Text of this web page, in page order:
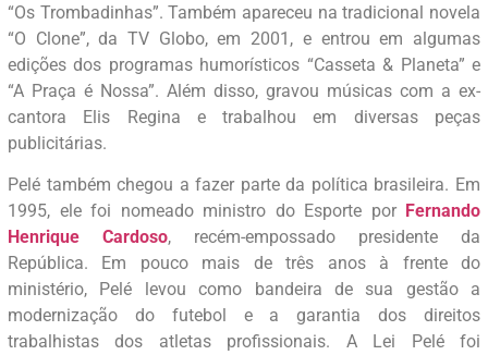
“Os Trombadinhas”. Também apareceu na tradicional novela
“O Clone”, da TV Globo, em 2001, e entrou em algumas
edições dos programas humorísticos “Casseta & Planeta” e
“A Praça é Nossa”. Além disso, gravou músicas com a ex-
cantora Elis Regina e trabalhou em diversas peças
publicitárias.
Pelé também chegou a fazer parte da política brasileira. Em
1995, ele foi nomeado ministro do Esporte por Fernando
Henrique Cardoso, recém-empossado presidente da
República. Em pouco mais de três anos à frente do
ministério, Pelé levou como bandeira de sua gestão a
modernização do futebol e a garantia dos direitos
trabalhistas dos atletas profissionais. A Lei Pelé foi